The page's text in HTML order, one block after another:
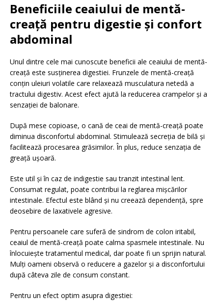
Beneficiile ceaiului de mentă-
creață pentru digestie și confort
abdominal
Unul dintre cele mai cunoscute beneficii ale ceaiului de mentă-
creață este susținerea digestiei. Frunzele de mentă-creață
conțin uleiuri volatile care relaxează musculatura netedă a
tractului digestiv. Acest efect ajută la reducerea crampelor și a
senzației de balonare.
După mese copioase, o cană de ceai de mentă-creață poate
diminua disconfortul abdominal. Stimulează secreția de bilă și
facilitează procesarea grăsimilor. În plus, reduce senzația de
greață ușoară.
Este util și în caz de indigestie sau tranzit intestinal lent.
Consumat regulat, poate contribui la reglarea mișcărilor
intestinale. Efectul este blând și nu creează dependență, spre
deosebire de laxativele agresive.
Pentru persoanele care suferă de sindrom de colon iritabil,
ceaiul de mentă-creață poate calma spasmele intestinale. Nu
înlocuiește tratamentul medical, dar poate fi un sprijin natural.
Mulți oameni observă o reducere a gazelor și a disconfortului
după câteva zile de consum constant.
Pentru un efect optim asupra digestiei: